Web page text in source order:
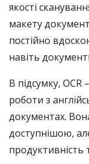
якості
макету
постійно
навіть
В підсумку, OCR
роботи з
документах.
доступнішою,
продуктивність